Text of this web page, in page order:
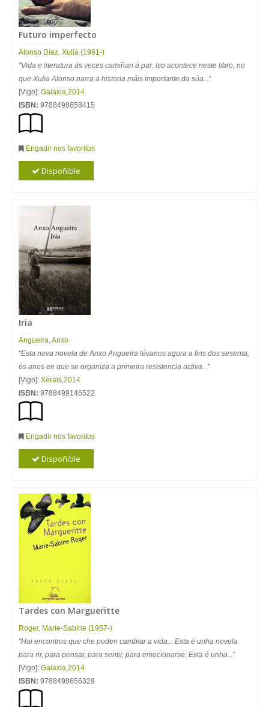
Futuro imperfecto
Alonso Díaz, Xulia (1961-)
"Vida e literatura ás veces camiñan á par. Iso acontece neste libro, no
que Xulia Alonso narra a historia máis importante da súa..."
[Vigo]: Galaxia,2014
ISBN: 9788498658415
Engadir nos favoritos
Dispoñible
Iria
Angueira, Anxo
"Esta nova novela de Anxo Angueira lévanos agora a fins dos sesenta,
ós anos en que se organiza a primeira resistencia activa..."
[Vigo]: Xerais,2014
ISBN: 9788499146522
Engadir nos favoritos
Dispoñible
Tardes con Margueritte
Roger, Marie-Sabine (1957-)
"Hai encontros que che poden cambiar a vida... Esta é unha novela
para rir, para pensar, para sentir, para emocionarse. Esta é unha..."
[Vigo]: Galaxia,2014
ISBN: 9788498656329